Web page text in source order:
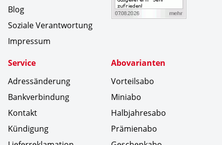
Blog
Soziale Verantwortung
Impressum
Service
Adressänderung
Bankverbindung
Kontakt
Kündigung
Abovarianten
Vorteilsabo
Miniabo
Halbjahresabo
Prämienabo